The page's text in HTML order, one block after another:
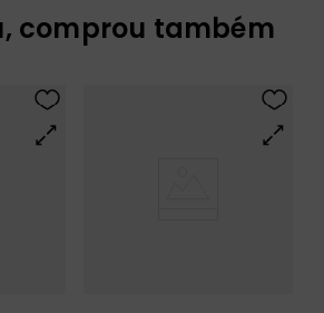
comprou também